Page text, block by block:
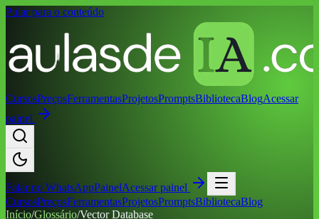
Pular para o conteúdo
CursosPreçosFerramentasProjetosPromptsBibliotecaBlogAcessar
painel
Falar no WhatsAppPainelAcessar painel
CursosPreçosFerramentasProjetosPromptsBibliotecaBlog
Início/Glossário/Vector Database